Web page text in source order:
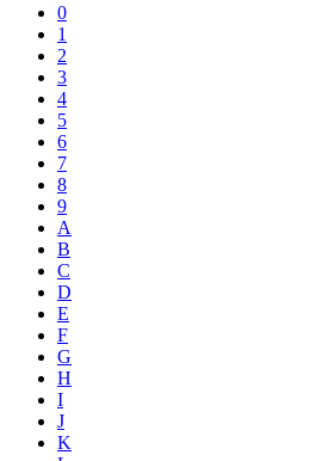
0
1
2
3
4
5
6
7
8
9
A
B
C
D
E
F
G
H
I
J
K